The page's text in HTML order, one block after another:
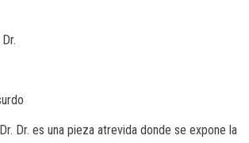
Dr. es una pieza atrevida donde se expone la